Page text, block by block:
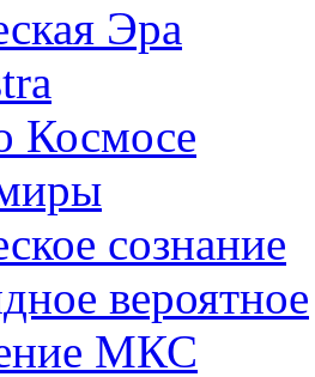
Эра
Космосе
сознание
вероятное
МКС